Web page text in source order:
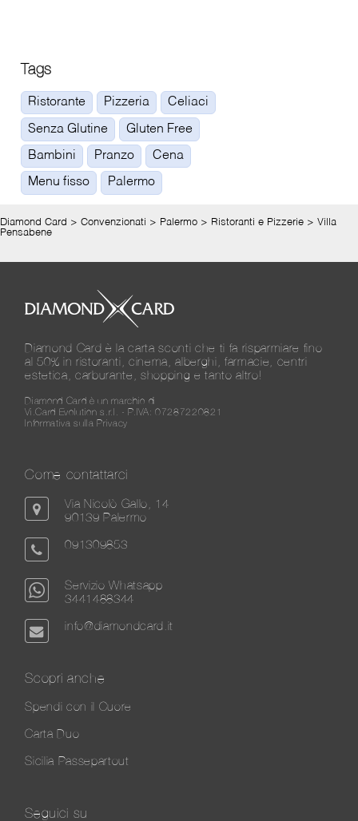
Tags
Ristorante Pizzeria Celiaci
Senza Glutine Gluten Free
Bambini Pranzo Cena
Menu fisso Palermo
Diamond Card > Convenzionati > Palermo > Ristoranti e Pizzerie > Villa
Pensabene
Diamond Card è la carta sconti che ti fa risparmiare fino
al 50% in ristoranti, cinema, alberghi, farmacie, centri
estetica, carburante, shopping e tanto altro!
Diamond Card è un marchio di
Vi.Card Evolution s.r.l. - P.IVA: 07287220821
Informativa sulla Privacy
Come contattarci
Via Nicolò Gallo, 14
90139 Palermo
091309853
Servizio Whatsapp
3441488344
info@diamondcard.it
Scopri anche
Spendi con il Cuore
Carta Duo
Sicilia Passepartout
Seguici su